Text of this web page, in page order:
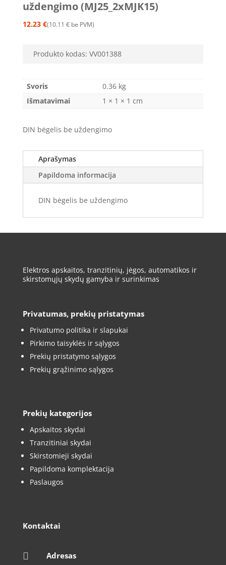
uždengimo (MJ25_2xMJK15)
12.23 € 10.11 € be PVM
Produkto kodas: VV001388
Svoris
0.36 kg
Išmatavimai
1 × 1 × 1 cm
DIN bėgelis be uždengimo
Aprašymas
Papildoma informacija
DIN bėgelis be uždengimo
Elektros apskaitos, tranzitinių, jėgos, automatikos ir
skirstomųjų skydų gamyba ir surinkimas
Privatumas, prekių pristatymas
Privatumo politika ir slapukai
Pirkimo taisyklės ir sąlygos
Prekių pristatymo sąlygos
Prekių grąžinimo sąlygos
Prekių kategorijos
Apskaitos skydai
Tranzitiniai skydai
Skirstomieji skydai
Papildoma komplektacija
Paslaugos
Kontaktai
 Adresas